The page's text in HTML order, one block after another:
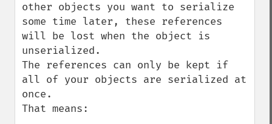
other objects you want to serialize
some time later, these references
will be lost when the object is
unserialized.
The references can only be kept if
all of your objects are serialized at
once.
That means: